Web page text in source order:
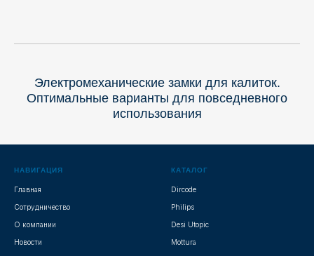
Электромеханические замки для калиток.
Оптимальные варианты для повседневного
использования
НАВИГАЦИЯ
Главная
Сотрудничество
О компании
Новости
КАТАЛОГ
Dircode
Philips
Desi Utopic
Mottura